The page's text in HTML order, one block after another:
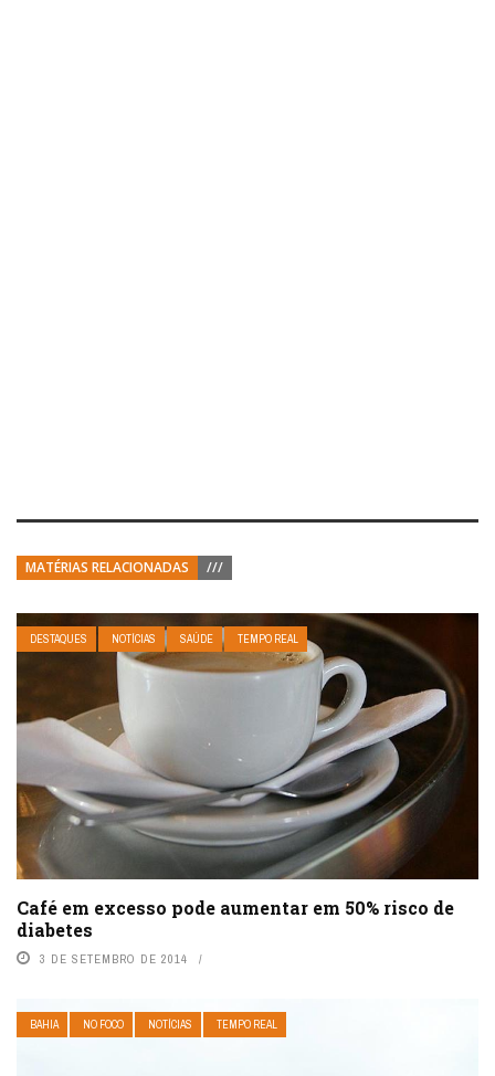
MATÉRIAS RELACIONADAS ///
DESTAQUES NOTÍCIAS SAÚDE TEMPO REAL
Café em excesso pode aumentar em 50% risco de
diabetes
3 DE SETEMBRO DE 2014
BAHIA NO FOCO NOTÍCIAS TEMPO REAL